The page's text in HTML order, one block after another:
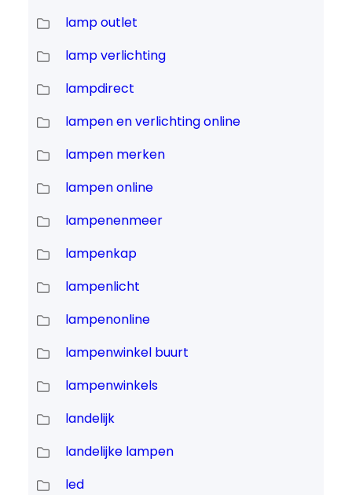
lamp outlet
lamp verlichting
lampdirect
lampen en verlichting online
lampen merken
lampen online
lampenenmeer
lampenkap
lampenlicht
lampenonline
lampenwinkel buurt
lampenwinkels
landelijk
landelijke lampen
led